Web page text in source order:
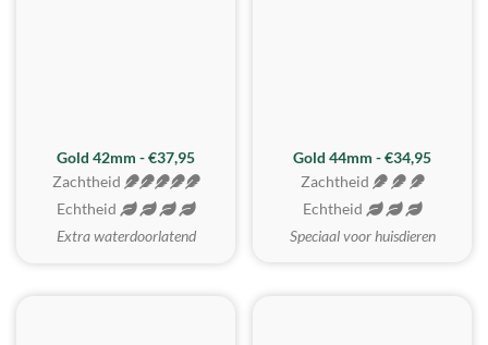
ZACHTSTE
Gold 42mm - €37,95
Zachtheid
Echtheid
Extra waterdoorlatend
Gold 44mm - €34,95
Zachtheid
Echtheid
Speciaal voor huisdieren